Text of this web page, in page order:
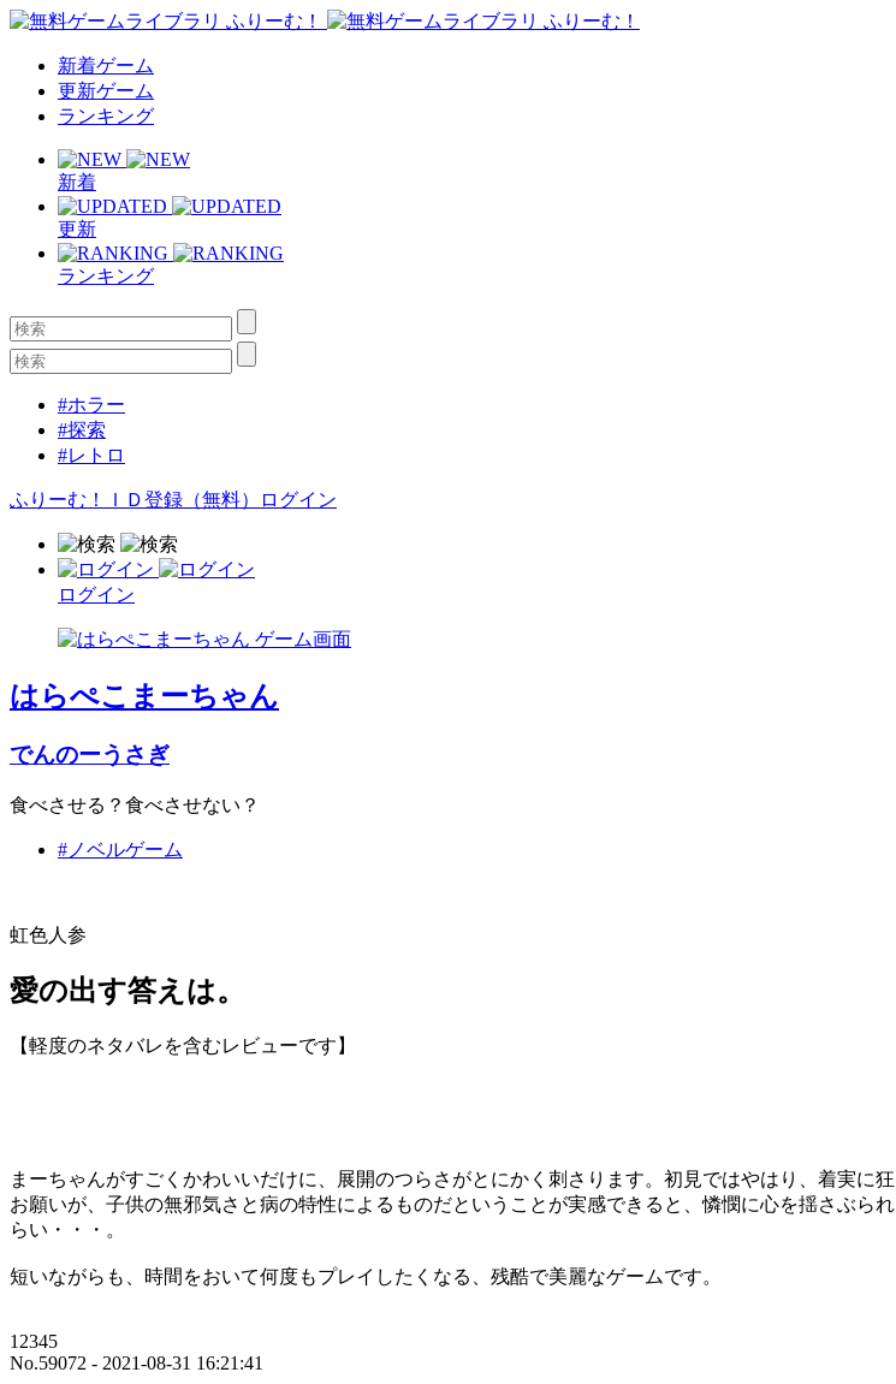
新着ゲーム
更新ゲーム
ランキング
新着
更新
ランキング
#ホラー
#探索
#レトロ
ふりーむ！ＩＤ登録（無料） ログイン
ログイン
はらぺこまーちゃん
でんのーうさぎ
食べさせる？食べさせない？
#ノベルゲーム
虹色人参
愛の出す答えは。
【軽度のネタバレを含むレビューです】
まーちゃんがすごくかわいいだけに、展開のつらさがとにかく刺さります。初見ではやはり、着実
お願いが、子供の無邪気さと病の特性によるものだということが実感できると、憐憫に心を揺さぶ
らい・・・。
短いながらも、時間をおいて何度もプレイしたくなる、残酷で美麗なゲームです。
12345
No.59072 - 2021-08-31 16:21:41